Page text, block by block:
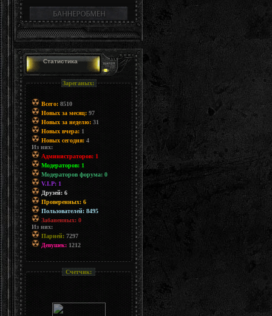
Статистика
Зареганых:
Всего:8510
Новых за месяц:97
Новых за неделю:31
Новых вчера:1
Новых сегодня:4
Из них:
Администраторов: 1
Модераторов: 1
Модераторов форума: 0
V.I.P: 1
Друзей: 6
Проверенных: 6
Пользователей: 8495
Забаненных: 0
Из них:
Парней:7297
Девушек:1212
Счетчик: